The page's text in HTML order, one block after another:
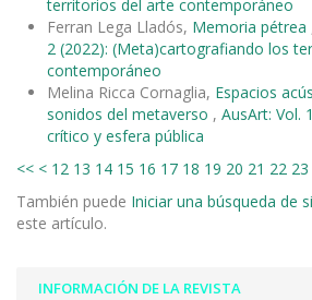
territorios del arte contemporáneo
Ferran Lega Lladós, Memoria pétrea
2 (2022): (Meta)cartografiando los
contemporáneo
Melina Ricca Cornaglia, Espacios
sonidos del metaverso , AusArt: Vol.
crítico y esfera pública
<< < 12 13 14 15 16 17 18 19 20 21 22 23
También puede Iniciar una búsqueda de
este artículo.
INFORMACIÓN DE LA REVISTA